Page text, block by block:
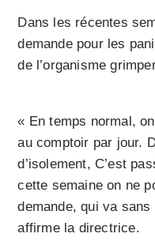
Dans les récentes
demande pour les
de l’organisme
« En temps normal,
au comptoir par jour.
d’isolement, C’est
cette semaine on ne
demande, qui va
affirme la directrice.